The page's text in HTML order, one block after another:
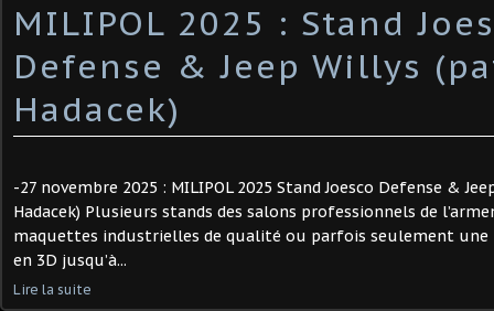
MILIPOL 2025 : Stand
Defense & Jeep Willys
Hadacek)
-27 novembre 2025 : MILIPOL 2025 Stand Joesco Defense &
Hadacek) Plusieurs stands des salons professionnels de
maquettes industrielles de qualité ou parfois seulement
en 3D jusqu’à...
Lire la suite